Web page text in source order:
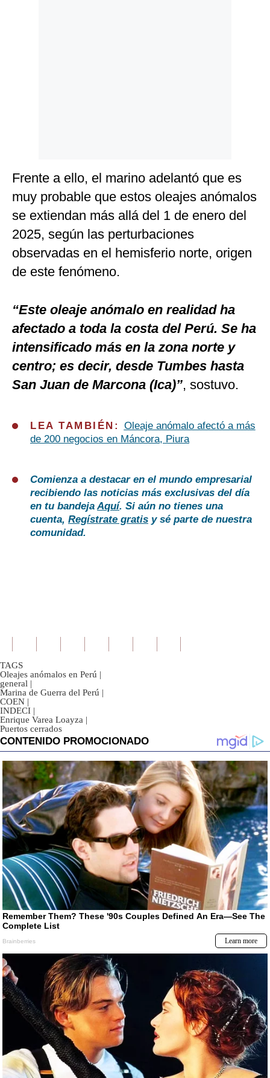
Frente a ello, el marino adelantó que es
muy probable que estos oleajes anómalos
se extiendan más allá del 1 de enero del
2025, según las perturbaciones
observadas en el hemisferio norte, origen
de este fenómeno.
“Este oleaje anómalo en realidad ha
afectado a toda la costa del Perú. Se ha
intensificado más en la zona norte y
centro; es decir, desde Tumbes hasta
San Juan de Marcona (Ica)”, sostuvo.
LEA TAMBIÉN: Oleaje anómalo afectó a más
de 200 negocios en Máncora, Piura
Comienza a destacar en el mundo empresarial
recibiendo las noticias más exclusivas del día
en tu bandejaAquí. Si aún no tienes una
cuenta, Regístrate gratis y sé parte de nuestra
comunidad.
TAGS
Oleajes anómalos en Perú |
general |
Marina de Guerra del Perú |
COEN |
INDECI |
Enrique Varea Loayza |
Puertos cerrados